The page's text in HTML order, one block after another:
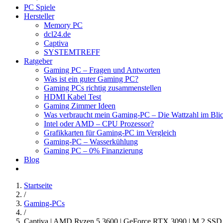
PC Spiele
Hersteller
Memory PC
dcl24.de
Captiva
SYSTEMTREFF
Ratgeber
Gaming PC – Fragen und Antworten
Was ist ein guter Gaming PC?
Gaming PCs richtig zusammenstellen
HDMI Kabel Test
Gaming Zimmer Ideen
Was verbraucht mein Gaming-PC – Die Wattzahl im
Intel oder AMD – CPU Prozessor?
Grafikkarten für Gaming-PC im Vergleich
Gaming-PC – Wasserkühlung
Gaming PC – 0% Finanzierung
Blog
Startseite
/
Gaming-PCs
/
Captiva | AMD Ryzen 5 3600 | GeForce RTX 3090 | M.2 SSD